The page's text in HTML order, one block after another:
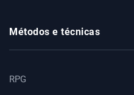
Métodos e técnicas
RPG